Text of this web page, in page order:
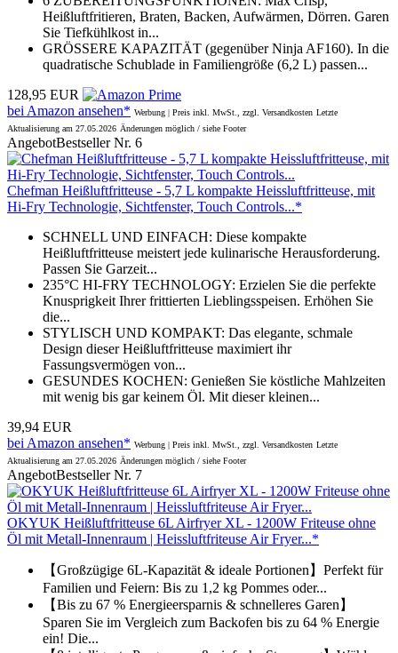
Heißluftfritieren, Braten, Backen, Aufwärmen, Dörren. Garen
Sie Tiefkühlkost in...
GRÖSSERE KAPAZITÄT (gegenüber Ninja AF160). In die
quadratische Schublade in Familiengröße (6,2 L) passen...
128,95 EUR
bei Amazon ansehen* Werbung | Preis inkl. MwSt., zzgl. Versandkosten Letzte
Aktualisierung am 27.05.2026 Änderungen möglich / siehe Footer
AngebotBestseller Nr. 6
Chefman Heißluftfritteuse - 5,7 L kompakte Heissluftfritteuse, mit
Hi-Fry Technologie, Sichtfenster, Touch Controls...*
SCHNELL UND EINFACH: Diese kompakte
Heißluftfritteuse meistert jede kulinarische Herausforderung.
Passen Sie Garzeit...
235°C HI-FRY TECHNOLOGY: Erzielen Sie die perfekte
Knusprigkeit Ihrer frittierten Lieblingsspeisen. Erhöhen Sie
die...
STYLISCH UND KOMPAKT: Das elegante, schmale
Design dieser Heißluftfritteuse maximiert ihr
Fassungsvermögen von...
GESUNDES KOCHEN: Genießen Sie köstliche Mahlzeiten
mit wenig bis gar keinem Öl. Mit dieser kleinen...
39,94 EUR
bei Amazon ansehen* Werbung | Preis inkl. MwSt., zzgl. Versandkosten Letzte
Aktualisierung am 27.05.2026 Änderungen möglich / siehe Footer
AngebotBestseller Nr. 7
OKYUK Heißluftfritteuse 6L Airfryer XL - 1200W Friteuse ohne
Öl mit Metall-Innenraum | Heissluftfriteuse Air Fryer...*
【Großzügige 6L-Kapazität & ideale Portionen】Perfekt für
Familien und Feiern: Bis zu 1,2 kg Pommes oder...
【Bis zu 67 % Energieersparnis & schnelleres Garen】
Sparen Sie im Vergleich zum Backofen bis zu 64 % Energie
ein! Die...